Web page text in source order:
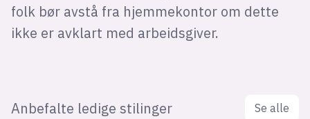
folk bør avstå fra hjemmekontor om dette
ikke er avklart med arbeidsgiver.
Anbefalte ledige stilinger Se alle